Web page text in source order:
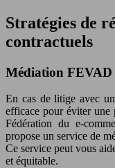
Stratégies de
contractuels
Médiation FEVAD
En cas de litige avec
efficace pour éviter une
Fédération du e-
propose un service de
Ce service peut vous
et équitable.